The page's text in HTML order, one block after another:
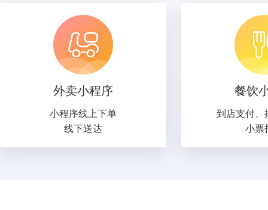
外卖小程序
小程序线上下单
线下送达
餐饮
到店支付、
小票